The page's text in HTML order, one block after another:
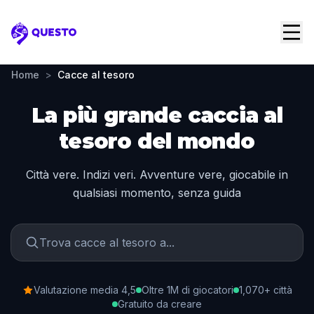
Questo
Home > Cacce al tesoro
La più grande caccia al
tesoro del mondo
Città vere. Indizi veri. Avventure vere, giocabile in
qualsiasi momento, senza guida
Valutazione media 4,5 Oltre 1M di giocatori 1,070+ città
Gratuito da creare